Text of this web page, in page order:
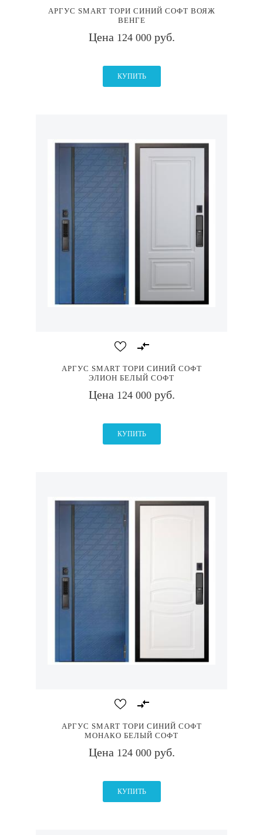
АРГУС SMART ТОРИ СИНИЙ СОФТ ВОЯЖ
ВЕНГЕ
Цена124 000 руб.
КУПИТЬ
АРГУС SMART ТОРИ СИНИЙ СОФТ
ЭЛИОН БЕЛЫЙ СОФТ
Цена124 000 руб.
КУПИТЬ
АРГУС SMART ТОРИ СИНИЙ СОФТ
МОНАКО БЕЛЫЙ СОФТ
Цена124 000 руб.
КУПИТЬ